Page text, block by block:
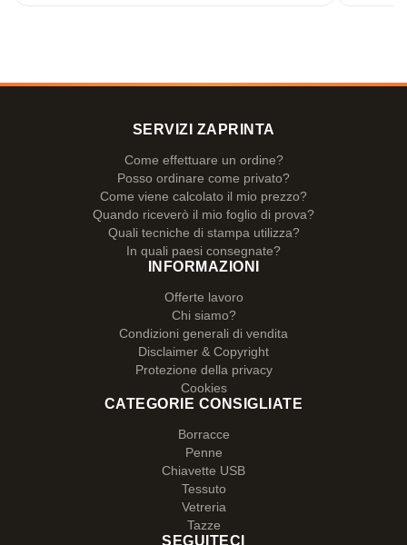
SERVIZI ZAPRINTA
Come effettuare un ordine?
Posso ordinare come privato?
Come viene calcolato il mio prezzo?
Quando riceverò il mio foglio di prova?
Quali tecniche di stampa utilizza?
In quali paesi consegnate?
INFORMAZIONI
Offerte lavoro
Chi siamo?
Condizioni generali di vendita
Disclaimer & Copyright
Protezione della privacy
Cookies
CATEGORIE CONSIGLIATE
Borracce
Penne
Chiavette USB
Tessuto
Vetreria
Tazze
SEGUITECI